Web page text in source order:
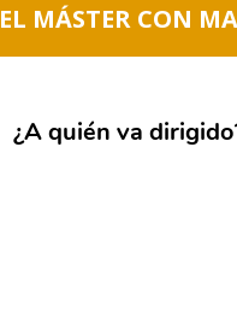
EL MÁSTER CON
¿A quién va